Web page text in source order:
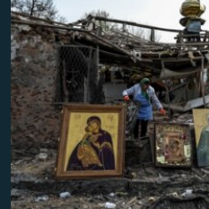
EURÓPAI UNIÓ
VILÁG
KLÍMAVÁLTOZÁS
A MÚLT TANULSÁGAI
KÖVESSEN MINKET!